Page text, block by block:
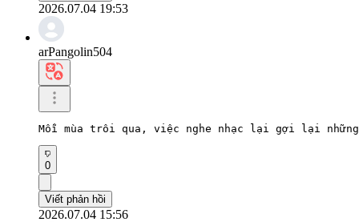
2026.07.04 19:53
arPangolin504
Mỗi mùa trôi qua, việc nghe nhạc lại gợi lại những
0
Viết phản hồi
2026.07.04 15:56